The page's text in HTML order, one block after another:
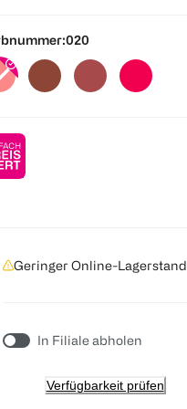
020
Geringer Online-Lagerstand
In Filiale abholen
Verfügbarkeit prüfen